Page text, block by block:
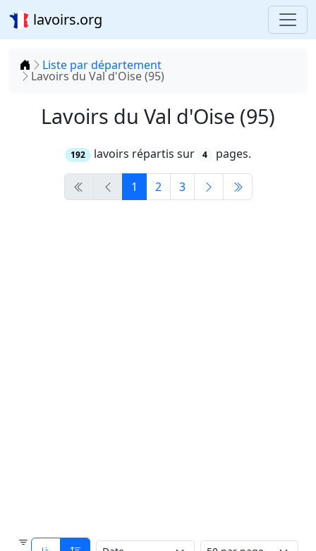
lavoirs.org
Accueil
Liste par département
Lavoirs du Val d'Oise (95)
Lavoirs du Val d'Oise (95)
192 lavoirs répartis sur 4 pages.
1 2 3